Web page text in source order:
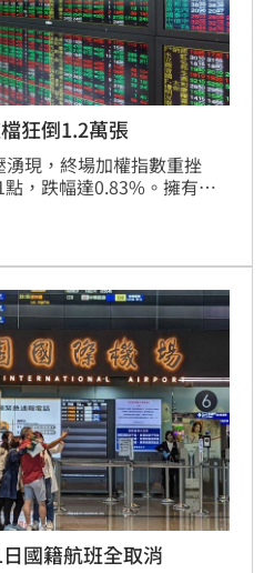
狂倒1.2萬張
現，終場加權指數重挫
，跌幅達0.83%。擁有逾
箭靶，單日狂砍4萬3162
，收在8.90元，成交量
雙方廝殺激烈。
國籍航班全取消